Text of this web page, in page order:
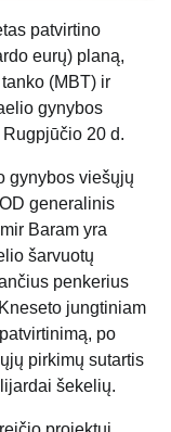
patvirtino
eurų) planą,
(MBT) ir
gynybos
20 d.
gynybos viešųjų
generalinis
Baram yra
šarvuotų
penkerius
jungtiniam
po
pirkimų sutartis
šekelių.